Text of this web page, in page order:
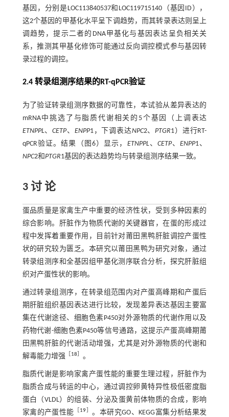
基因，分别是LOC113840537和LOC119715140（基因ID），
这2个基因的甲基化水平呈下调趋势，而其转录表达则呈上
调趋势，提示二者的DNA甲基化与基因表达呈负相关关
系，推测其甲基化修饰可能通过反向调控模式参与基因转
录过程的调控。
2.4 转录组测序结果的RT-qPCR验证
为了验证转录组测序数据的可靠性，本试验从差异表达的
mRNA中挑选了与脂质代谢相关的5个基因（上调表达
ETNPPL、CETP、 ENPP1，下调表达NPC2、PTGR1）进行RT-
qPCR验证。结果（图6）显示， ETNPPL、 CETP、ENPP1、
NPC2和PTGR1基因的表达趋势均与转录组测序结果一致。
3 讨 论
蛋品质量是家禽生产中重要的经济性状，受到多种因素的
综合影响。肝脏作为物质代谢的关键器官，在蛋的形成过
程中发挥着重要作用，目前针对莆田黑鸭肝脏调控产蛋性
状的研究较为匮乏。本研究以莆田黑鸭为研究对象，通过
转录组测序和全基因组甲基化测序联合分析，探究肝脏组
织对产蛋性状的影响。
通过转录组测序，在转录组范围内对产蛋高峰期和产蛋后
期肝脏组织基因表达进行比较，发现差异表达基因主要富
集在代谢途径、细胞色素P450对外源物质的代谢作用以及
药物代谢-细胞色素P450等信号通路，这提示产蛋高峰期莆
田黑鸭肝脏的代谢活动增强，尤其是对外源物质的代谢和
解毒能力增强
18 。
脂质代谢是影响家禽产蛋性能的重要生理过程，肝脏作为
脂质合成与转运的中心，通过调控卵黄特异性极低密度脂
蛋白（VLDL）的组装、分泌及蛋黄前体物质的合成，影响
家禽的产蛋性能
19
。本研究GO、KEGG富集分析结果发